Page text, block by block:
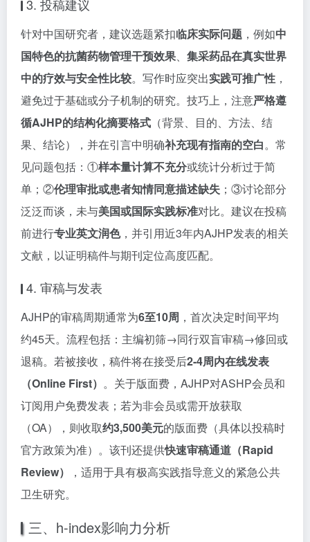
3. 投稿建议
针对中国研究者，建议选题紧扣临床实际问题 ，例如中
国特色的抗菌药物管理干预效果、 集采药品在真实世界
中的疗效与安全性比较。写作时应突出实践可推广性 ，
避免过于基础或分子机制的研究。技巧上，注意严格遵
循AJHP的结构化摘要格式 （背景、目的、方法、结
果、结论），并在引言中明确补充现有指南的空白。常
见问题包括：①样本量计算不充分或统计分析过于简
单；②伦理审批或患者知情同意描述缺失 ；③讨论部分
泛泛而谈，未与美国或国际实践标准对比。建议在投稿
前进行专业英文润色，并引用近3年内AJHP发表的相关
文献，以证明稿件与期刊定位高度匹配。
4. 审稿与发表
AJHP的审稿周期通常为6至10周 ，首次决定时间平均
约45天。流程包括：主编初筛→同行双盲审稿→修回或
退稿。若被接收，稿件将在接受后2-4周内在线发表
（Online First） 。关于版面费，AJHP对ASHP会员和
订阅用户免费发表；若为非会员或需开放获取
（OA），则收取约3,500美元的版面费（具体以投稿时
官方政策为准）。该刊还提供快速审稿通道（Rapid
Review）
，适用于具有极高实践指导意义的紧急公共
卫生研究。
三、h-index影响力分析